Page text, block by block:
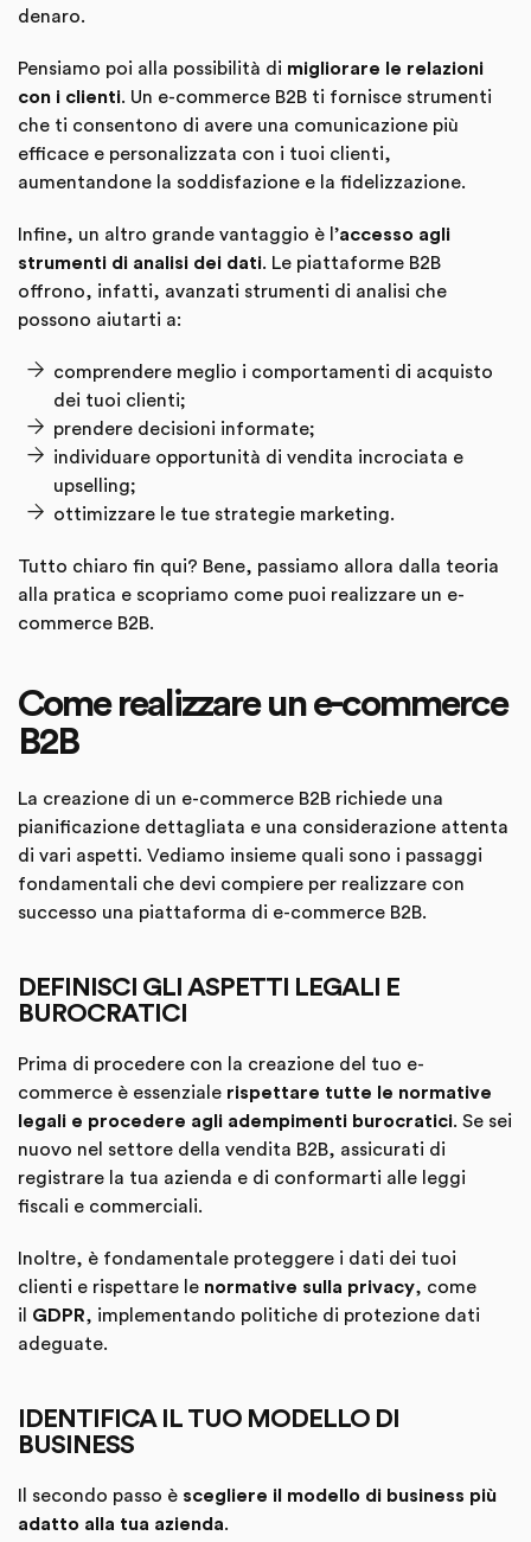
denaro.
Pensiamo poi alla possibilità di migliorare le relazioni
con i clienti. Un e-commerce B2B ti fornisce strumenti
che ti consentono di avere una comunicazione più
efficace e personalizzata con i tuoi clienti,
aumentandone la soddisfazione e la fidelizzazione.
Infine, un altro grande vantaggio è l’accesso agli
strumenti di analisi dei dati. Le piattaforme B2B
offrono, infatti, avanzati strumenti di analisi che
possono aiutarti a:
comprendere meglio i comportamenti di acquisto
dei tuoi clienti;
prendere decisioni informate;
individuare opportunità di vendita incrociata e
upselling;
ottimizzare le tue strategie marketing.
Tutto chiaro fin qui? Bene, passiamo allora dalla teoria
alla pratica e scopriamo come puoi realizzare un e-
commerce B2B.
Come realizzare un e-commerce
B2B
La creazione di un e-commerce B2B richiede una
pianificazione dettagliata e una considerazione attenta
di vari aspetti. Vediamo insieme quali sono i passaggi
fondamentali che devi compiere per realizzare con
successo una piattaforma di e-commerce B2B.
DEFINISCI GLI ASPETTI LEGALI E
BUROCRATICI
Prima di procedere con la creazione del tuo e-
commerce è essenziale rispettare tutte le normative
legali e procedere agli adempimenti burocratici. Se sei
nuovo nel settore della vendita B2B, assicurati di
registrare la tua azienda e di conformarti alle leggi
fiscali e commerciali.
Inoltre, è fondamentale proteggere i dati dei tuoi
clienti e rispettare le normative sulla privacy, come
il GDPR, implementando politiche di protezione dati
adeguate.
IDENTIFICA IL TUO MODELLO DI
BUSINESS
Il secondo passo è scegliere il modello di business più
adatto alla tua azienda.